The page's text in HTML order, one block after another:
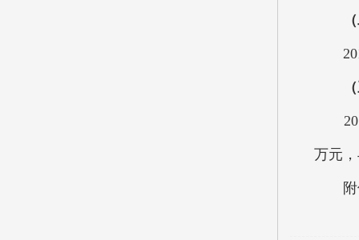
2018
2018
万元
附